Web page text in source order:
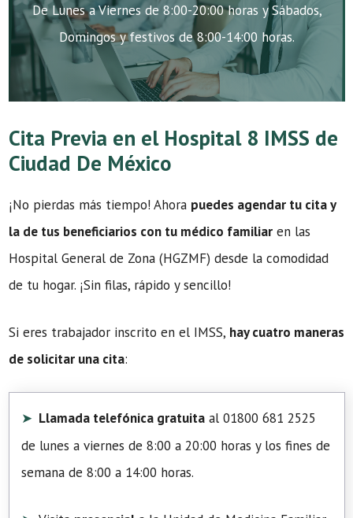
De Lunes a Viernes de 8:00-20:00 horas y Sábados,
Domingos y festivos de 8:00-14:00 horas.
Cita Previa en el Hospital 8 IMSS de
Ciudad De México
¡No pierdas más tiempo! Ahora puedes agendar tu cita y
la de tus beneficiarios con tu médico familiar en las
Hospital General de Zona (HGZMF) desde la comodidad
de tu hogar. ¡Sin filas, rápido y sencillo!
Si eres trabajador inscrito en el IMSS, hay cuatro maneras
de solicitar una cita:
Llamada telefónica gratuita al 01800 681 2525
de lunes a viernes de 8:00 a 20:00 horas y los fines de
semana de 8:00 a 14:00 horas.